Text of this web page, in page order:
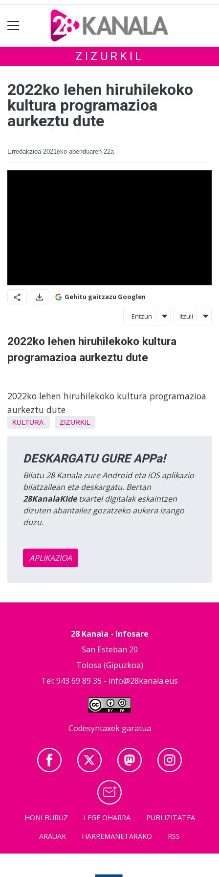
ZIZURKIL
2022ko lehen hiruhilekoko
kultura programazioa
aurkeztu dute
Erredakzioa 2021eko abenduaren 22a
Gehitu gaitzazu Googlen
Entzun Itzuli
2022ko lehen hiruhilekoko kultura
programazioa aurkeztu dute
2022ko lehen hiruhilekoko kultura programazioa
aurkeztu dute
KULTURA ZIZURKIL
DESKARGATU GURE APPa!
Bilatu 28 Kanala zure Android eta iOS aplikazio
bilatzailean eta deskargatu. Bertan
28KanalaKidetxartel digitalak eskaintzen
dizuten abantailez gozatzeko aukera izango
duzu.
APLIKAZIOA
28 Kanala - Infosare
San Esteban 20
Tolosa (Gipuzkoa)
Tel: 943 69 89 35 - info@28kanala.eus
Codesyntaxek garatua
HONI BURUZ LEGE OHARRA
PUBLIZITATEA
ARAUAK
HARREMANETARAKO RSS